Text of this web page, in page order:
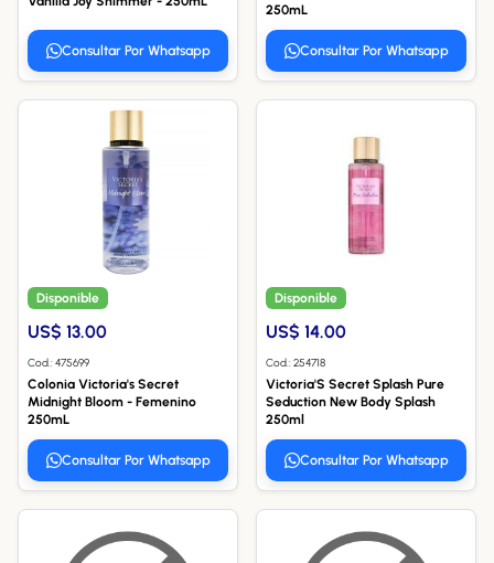
Consultar Por Whatsapp
250mL
Consultar Por Whatsapp
Disponible
US$ 13.00
Cod.: 475699
Colonia Victoria's Secret
Midnight Bloom - Femenino
250mL
Consultar Por Whatsapp
Disponible
US$ 14.00
Cod.: 254718
Victoria'S Secret Splash Pure
Seduction New Body Splash
250ml
Consultar Por Whatsapp